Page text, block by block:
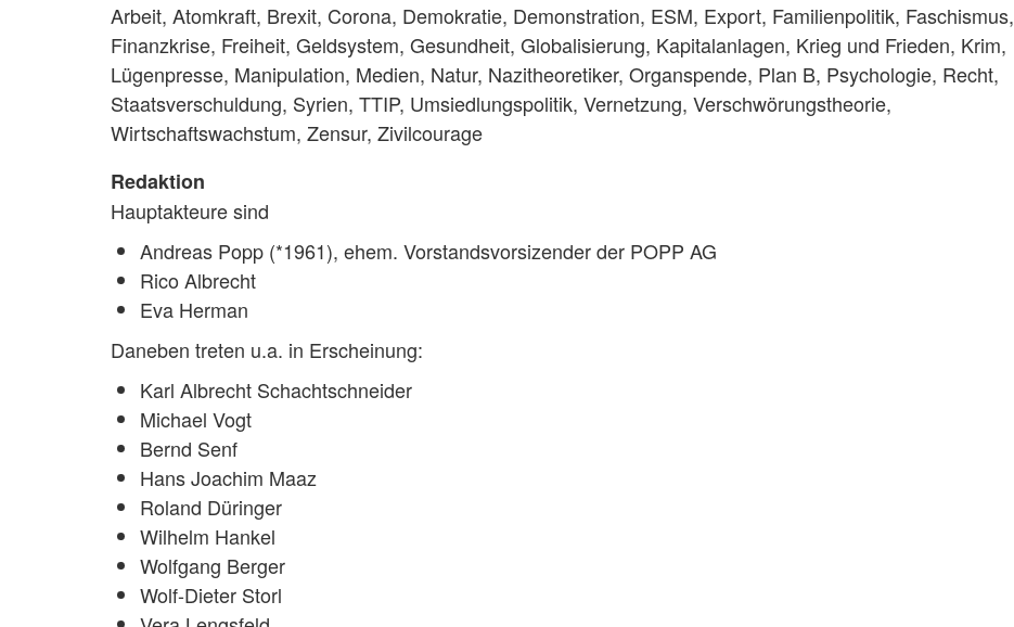
Arbeit, Atomkraft, Brexit, Corona, Demokratie, Demonstration, ESM, Export, Familienpolitik, Faschismus,
Finanzkrise, Freiheit, Geldsystem, Gesundheit, Globalisierung, Kapitalanlagen, Krieg und Frieden, Krim,
Lügenpresse, Manipulation, Medien, Natur, Nazitheoretiker, Organspende, Plan B, Psychologie, Recht,
Staatsverschuldung, Syrien, TTIP, Umsiedlungspolitik, Vernetzung, Verschwörungstheorie,
Wirtschaftswachstum, Zensur, Zivilcourage
Redaktion
Hauptakteure sind
Andreas Popp (*1961), ehem. Vorstandsvorsizender der POPP AG
Rico Albrecht
Eva Herman
Daneben treten u.a. in Erscheinung:
Karl Albrecht Schachtschneider
Michael Vogt
Bernd Senf
Hans Joachim Maaz
Roland Düringer
Wilhelm Hankel
Wolfgang Berger
Wolf-Dieter Storl